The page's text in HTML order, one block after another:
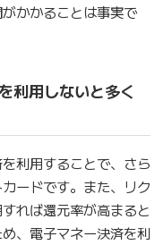
かかることは事実で
利用しないと多く
利用することで、さら
ードです。また、リク
れば還元率が高まると
、電子マネー決済を利